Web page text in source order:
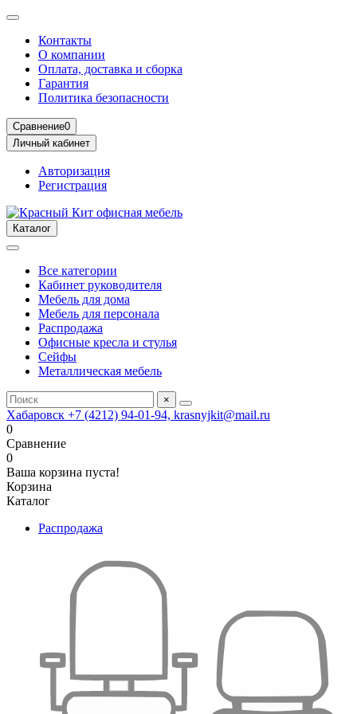
Контакты
О компании
Оплата, доставка и сборка
Гарантия
Политика безопасности
Сравнение0
Личный кабинет
Авторизация
Регистрация
Каталог
Все категории
Кабинет руководителя
Мебель для дома
Мебель для персонала
Распродажа
Офисные кресла и стулья
Сейфы
Металлическая мебель
×
Хабаровск +7 (4212) 94-01-94, krasnyjkit@mail.ru
0
Сравнение
0
Ваша корзина пуста!
Корзина
Каталог
Распродажа